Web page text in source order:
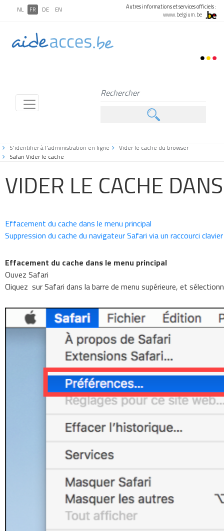
NL FR DE EN
Autres informations et services officiels :
www.belgium.be
S'identifier à l'administration en ligne
Vider le cache du browser
Safari Vider le cache
VIDER LE CACHE
Effacement du cache dans le menu principal
Suppression du cache du navigateur Safari via un raccourci clavier
Effacement du cache dans le menu principal
Ouvez Safari
Cliquez sur Safari dans la barre de menu supérieure, et